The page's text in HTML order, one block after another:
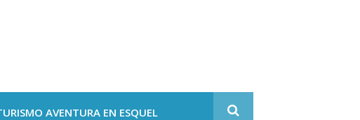
AVENTURA EN ESQUEL